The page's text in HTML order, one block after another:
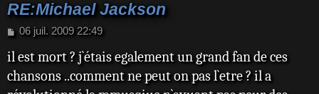
RE:Michael Jackson
M
s
s
a
06 juil. 2009 22:49
il est mort ? j`étais egalement un grand fan de ces
chansons ..comment ne peut on pas l`etre ? il a